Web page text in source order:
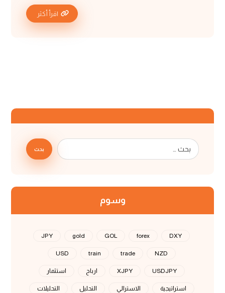
اقرأ أكثر
بحث
وسوم
DXY
forex
GOL
gold
JPY
NZD
trade
train
USD
USDJPY
XJPY ارباح استثمار
استراتيجية الاسترالي التحليل التحليلات